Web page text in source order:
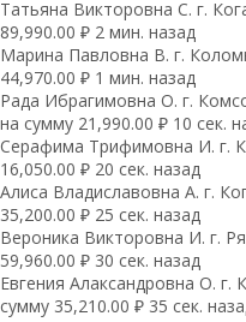
Татьяна Викторовна С. г.
89,990.00 ₽ 2 мин. назад
Марина Павловна В. г.
44,970.00 ₽ 1 мин. назад
Рада Ибрагимовна О. г.
на сумму 21,990.00 ₽ 10 сек.
Серафима Трифимовна И. г.
16,050.00 ₽ 20 сек. назад
Алиса Владиславовна А. г.
35,200.00 ₽ 25 сек. назад
Вероника Викторовна И. г.
59,960.00 ₽ 30 сек. назад
Евгения Алаксандровна О. г.
сумму 35,210.00 ₽ 35 сек.